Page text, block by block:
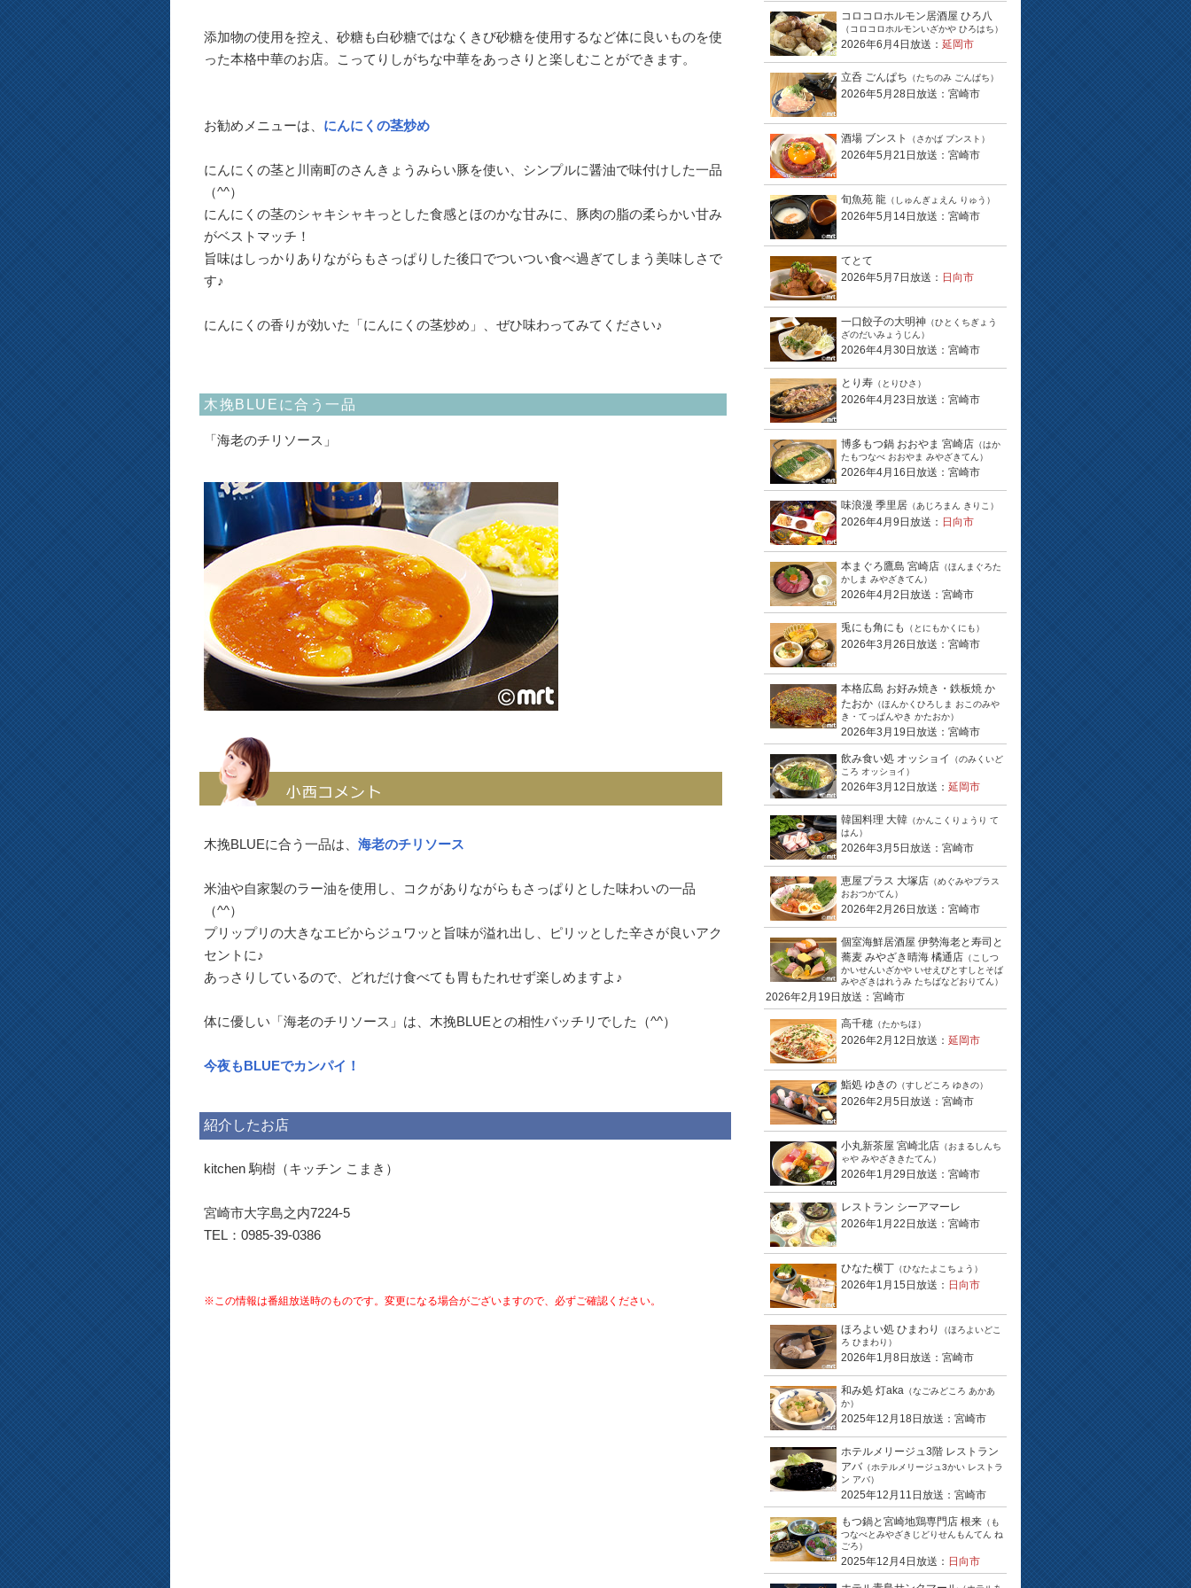
添加物の使用を控え、砂糖も白砂糖ではなくきび砂糖を使用するなど体に良いものを使
った本格中華のお店。こってりしがちな中華をあっさりと楽しむことができます。
お勧めメニューは、 にんにくの茎炒め
にんにくの茎と川南町のさんきょうみらい豚を使い、シンプルに醤油で味付けした一品
（^^）
にんにくの茎のシャキシャキっとした食感とほのかな甘みに、豚肉の脂の柔らかい甘み
がベストマッチ！
旨味はしっかりありながらもさっぱりした後口でついつい食べ過ぎてしまう美味しさで
す♪
にんにくの香りが効いた「にんにくの茎炒め」、ぜひ味わってみてください♪
木挽BLUEに合う一品
「海老のチリソース」
木挽BLUEに合う一品は、 海老のチリソース
米油や自家製のラー油を使用し、コクがありながらもさっぱりとした味わいの一品
（^^）
プリップリの大きなエビからジュワッと旨味が溢れ出し、ピリッとした辛さが良いアク
セントに♪
あっさりしているので、どれだけ食べても胃もたれせず楽しめますよ♪
体に優しい「海老のチリソース」は、木挽BLUEとの相性バッチリでした（^^）
今夜もBLUEでカンパイ！
紹介したお店
kitchen 駒樹（キッチン こまき）
宮崎市大字島之内7224-5
TEL：0985-39-0386
※この情報は番組放送時のものです。変更になる場合がございますので、必ずご確認ください。
コロコロホルモン居酒屋 ひろ八
（コロコロホルモンいざかや ひろはち）
2026年6月4日放送： 延岡市
立呑 ごんぱち （たちのみ ごんぱち）
2026年5月28日放送：宮崎市
酒場 ブンスト （さかば ブンスト）
2026年5月21日放送：宮崎市
旬魚苑 龍 （しゅんぎょえん りゅう）
2026年5月14日放送：宮崎市
てとて
2026年5月7日放送： 日向市
一口餃子の大明神 （ひとくちぎょう
ざのだいみょうじん）
2026年4月30日放送：宮崎市
とり寿 （とりひさ）
2026年4月23日放送：宮崎市
博多もつ鍋 おおやま 宮崎店 （はか
たもつなべ おおやま みやざきてん）
2026年4月16日放送：宮崎市
味浪漫 季里居 （あじろまん きりこ）
2026年4月9日放送： 日向市
本まぐろ鷹島 宮崎店 （ほんまぐろた
かしま みやざきてん）
2026年4月2日放送：宮崎市
兎にも角にも （とにもかくにも）
2026年3月26日放送：宮崎市
本格広島 お好み焼き・鉄板焼 か
たおか （ほんかくひろしま おこのみや
き・てっぱんやき かたおか）
2026年3月19日放送：宮崎市
飲み食い処 オッショイ
（のみくいど
ころ オッショイ）
2026年3月12日放送： 延岡市
韓国料理 大韓 （かんこくりょうり て
はん）
2026年3月5日放送：宮崎市
恵屋プラス 大塚店 （めぐみやプラス
おおつかてん）
2026年2月26日放送：宮崎市
個室海鮮居酒屋 伊勢海老と寿司と
蕎麦 みやざき晴海 橘通店 （こしつ
かいせんいざかや いせえびとすしとそば
みやざきはれうみ たちばなどおりてん）
2026年2月19日放送：宮崎市
高千穂 （たかちほ）
2026年2月12日放送： 延岡市
鮨処 ゆきの （すしどころ ゆきの）
2026年2月5日放送：宮崎市
小丸新茶屋 宮崎北店 （おまるしんち
ゃや みやざききたてん）
2026年1月29日放送：宮崎市
レストラン シーアマーレ
2026年1月22日放送：宮崎市
ひなた横丁 （ひなたよこちょう）
2026年1月15日放送： 日向市
ほろよい処 ひまわり
（ほろよいどこ
ろ ひまわり）
2026年1月8日放送：宮崎市
和み処 灯aka （なごみどころ あかあ
か）
2025年12月18日放送：宮崎市
ホテルメリージュ3階 レストラン
アバ（ホテルメリージュ3かい レストラ
ン アバ）
2025年12月11日放送：宮崎市
もつ鍋と宮崎地鶏専門店 根来 （も
つなべとみやざきじどりせんもんてん ね
ごろ）
2025年12月4日放送： 日向市